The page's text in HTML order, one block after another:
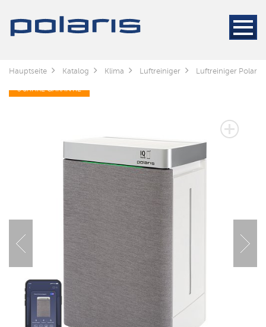
Hauptseite Katalog Klima Luftreiniger Luftreiniger Polaris
3 JAHRE GARANTIE